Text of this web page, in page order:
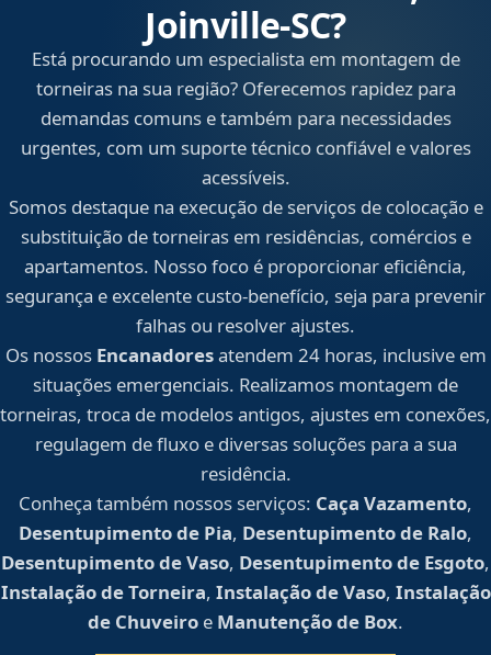
Joinville‑SC?
Está procurando um especialista em montagem de
torneiras na sua região? Oferecemos rapidez para
demandas comuns e também para necessidades
urgentes, com um suporte técnico confiável e valores
acessíveis.
Somos destaque na execução de serviços de colocação e
substituição de torneiras em residências, comércios e
apartamentos. Nosso foco é proporcionar eficiência,
segurança e excelente custo-benefício, seja para prevenir
falhas ou resolver ajustes.
Os nossos Encanadoresatendem 24 horas, inclusive em
situações emergenciais. Realizamos montagem de
torneiras, troca de modelos antigos, ajustes em conexões,
regulagem de fluxo e diversas soluções para a sua
residência.
Conheça também nossos serviços: Caça Vazamento,
Desentupimento de Pia, Desentupimento de Ralo,
Desentupimento de Vaso, Desentupimento de Esgoto,
Instalação de Torneira, Instalação de Vaso, Instalação
de Chuveiro e Manutenção de Box.